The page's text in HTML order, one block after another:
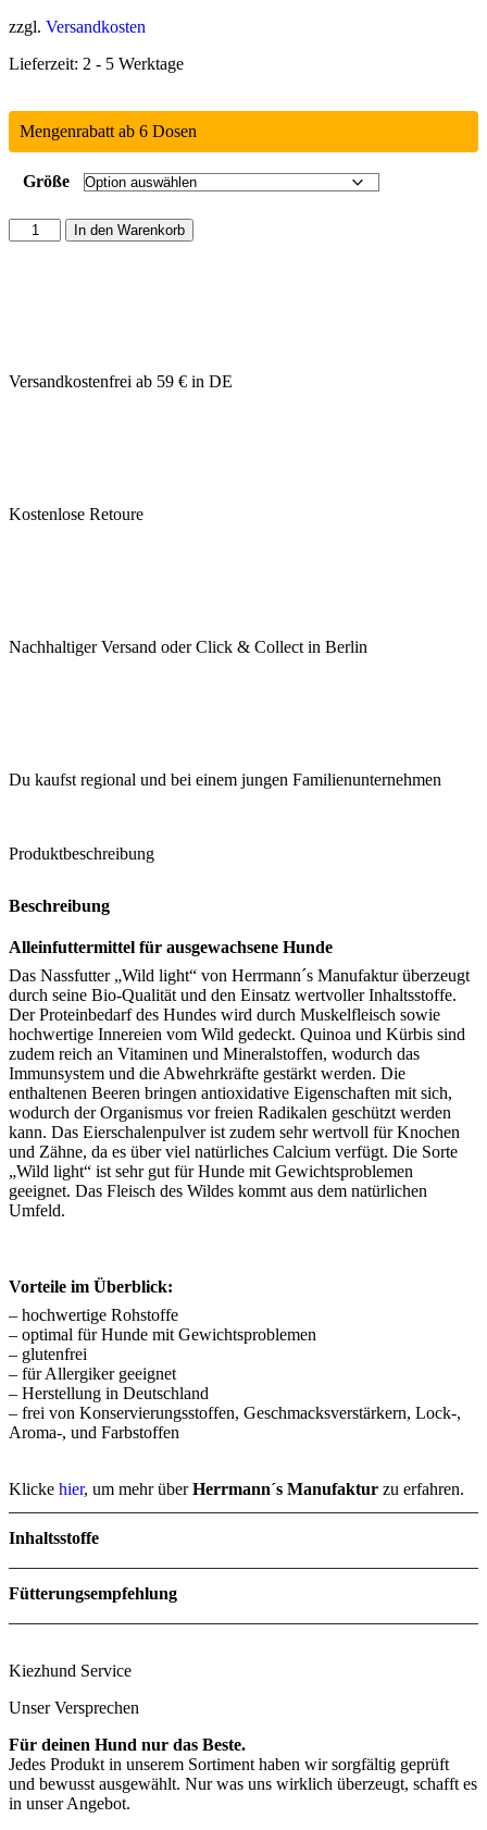
zzgl. Versandkosten
Lieferzeit: 2 - 5 Werktage
Mengenrabatt ab 6 Dosen
Größe
In den Warenkorb
Versandkostenfrei ab 59 € in DE
Kostenlose Retoure
Nachhaltiger Versand oder Click & Collect in Berlin
Du kaufst regional und bei einem jungen Familienunternehmen
Produktbeschreibung
Beschreibung
Alleinfuttermittel für ausgewachsene Hunde
Das Nassfutter „Wild light“ von Herrmann´s Manufaktur überzeugt
durch seine Bio-Qualität und den Einsatz wertvoller Inhaltsstoffe.
Der Proteinbedarf des Hundes wird durch Muskelfleisch sowie
hochwertige Innereien vom Wild gedeckt. Quinoa und Kürbis sind
zudem reich an Vitaminen und Mineralstoffen, wodurch das
Immunsystem und die Abwehrkräfte gestärkt werden. Die
enthaltenen Beeren bringen antioxidative Eigenschaften mit sich,
wodurch der Organismus vor freien Radikalen geschützt werden
kann. Das Eierschalenpulver ist zudem sehr wertvoll für Knochen
und Zähne, da es über viel natürliches Calcium verfügt. Die Sorte
„Wild light“ ist sehr gut für Hunde mit Gewichtsproblemen
geeignet. Das Fleisch des Wildes kommt aus dem natürlichen
Umfeld.
Vorteile im Überblick:
– hochwertige Rohstoffe
– optimal für Hunde mit Gewichtsproblemen
– glutenfrei
– für Allergiker geeignet
– Herstellung in Deutschland
– frei von Konservierungsstoffen, Geschmacksverstärkern, Lock-,
Aroma-, und Farbstoffen
Klicke hier, um mehr überHerrmann´s Manufaktur zu erfahren.
Inhaltsstoffe
Menge
Fütterungsempfehlung
Kiezhund Service
Unser Versprechen
Für deinen Hund nur das Beste.
Jedes Produkt in unserem Sortiment haben wir sorgfältig geprüft
und bewusst ausgewählt. Nur was uns wirklich überzeugt, schafft es
in unser Angebot.